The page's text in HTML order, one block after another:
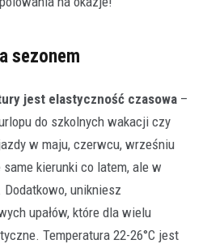
sezonem
jest elastyczność czasowa –
do szkolnych wakacji czy
w maju, czerwcu, wrześniu
kierunki co latem, ale w
unikniesz
upałów, które dla wielu
Temperatura 22-26°C jest